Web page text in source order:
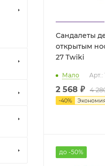
Сандалеты
открытым
27 Twiki
Мало Арт.:
2 568 ₽ 4
-40%
до -50%